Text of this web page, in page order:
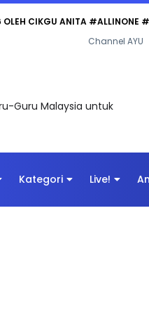
CIKGU ANITA #ALLINONE
Channel AYU
Guru Malaysia untuk
Kategori Live!